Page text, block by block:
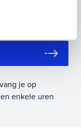
je op
enkele uren